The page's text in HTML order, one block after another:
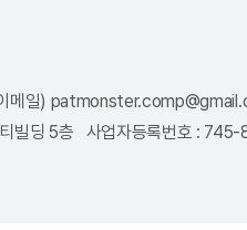
메일)
티빌딩 5층 사업자등록번호 :